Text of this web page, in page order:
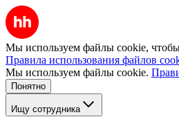
Мы используем файлы cookie, чтобы
Правила использования файлов
Мы используем файлы cookie.
Понятно
Ищу сотрудника